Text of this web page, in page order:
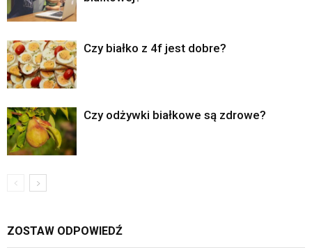
Czy białko z 4f jest dobre?
Czy odżywki białkowe są zdrowe?
ZOSTAW ODPOWIEDŹ